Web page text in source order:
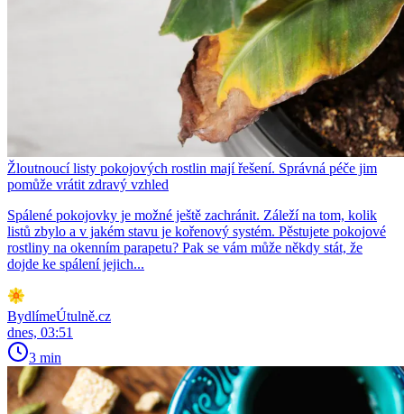
Žloutnoucí listy pokojových rostlin mají řešení. Správná péče jim
pomůže vrátit zdravý vzhled
Spálené pokojovky je možné ještě zachránit. Záleží na tom, kolik
listů zbylo a v jakém stavu je kořenový systém. Pěstujete pokojové
rostliny na okenním parapetu? Pak se vám může někdy stát, že
dojde ke spálení jejich...
BydlímeÚtulně.cz
dnes, 03:51
3 min